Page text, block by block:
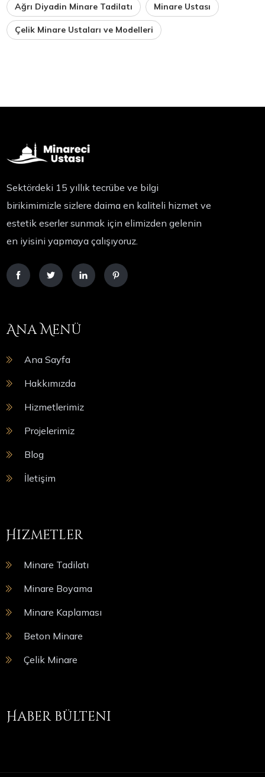
Ağrı Diyadin Minare Tadilatı Minare Ustası
Çelik Minare Ustaları ve Modelleri
Sektördeki 15 yıllık tecrübe ve bilgi
birikimimizle sizlere daima en kaliteli hizmet ve
estetik eserler sunmak için elimizden gelenin
en iyisini yapmaya çalışıyoruz.
Ana Menü
Ana Sayfa
Hakkımızda
Hizmetlerimiz
Projelerimiz
Blog
İletişim
Hizmetler
Minare Tadilatı
Minare Boyama
Minare Kaplaması
Beton Minare
Çelik Minare
Haber bülteni